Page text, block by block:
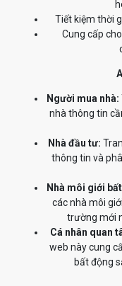
Tiết kiệm thời
Cung cấp
Người mua nhà:
nhà thông tin
Nhà đầu tư:
thông tin và
Nhà môi giới
các nhà môi
trường mới
Cá nhân quan
web này cung
bất động